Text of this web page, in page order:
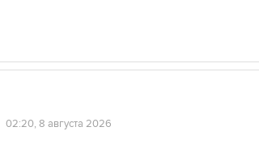
02:20, 8 августа 2026